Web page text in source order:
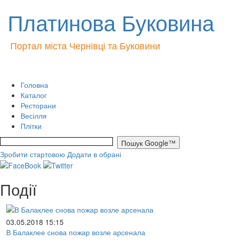
Платинова Буковина
Портал міста Чернівці та Буковини
Головна
Каталог
Ресторани
Весілля
Плітки
Зробити стартовою Додати в обрані
Події
03.05.2018 15:15
В Балаклее снова пожар возле арсенала